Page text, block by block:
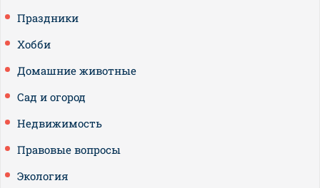
Праздники
Хобби
Домашние животные
Сад и огород
Недвижимость
Правовые вопросы
Экология